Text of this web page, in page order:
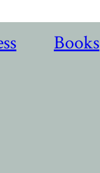
Books